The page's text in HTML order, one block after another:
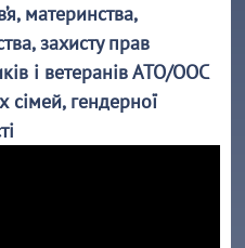
материнства,
захисту прав
і ветеранів АТО/ООС
сімей, гендерної